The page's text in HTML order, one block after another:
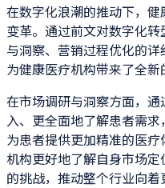
在数字化浪潮的推动下，
变革。通过前文对数字化
与洞察、营销过程优化的
为健康医疗机构带来了全新
在市场调研与洞察方面，
入、更全面地了解患者需
为患者提供更加精准的医
机构更好地了解自身市场
的挑战，推动整个行业向着